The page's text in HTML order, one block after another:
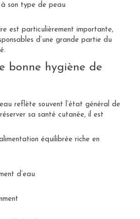
son type de peau
est particulièrement importante,
d’une grande partie du
bonne hygiène de
reflète souvent l’état général de
sa santé cutanée, il est
équilibrée riche en
d’eau